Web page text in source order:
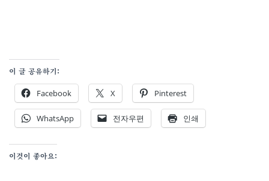
이 글 공유하기:
Facebook X Pinterest
WhatsApp 전자우편 인쇄
이것이 좋아요: